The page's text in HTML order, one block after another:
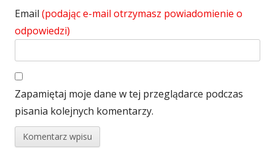
Email (podając e-mail otrzymasz powiadomienie o
odpowiedzi)
Zapamiętaj moje dane w tej przeglądarce podczas
pisania kolejnych komentarzy.